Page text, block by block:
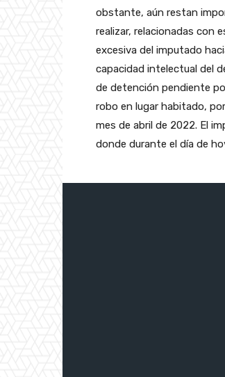
obstante, aún restan
realizar, relacionadas con
excesiva del imputado
capacidad intelectual del
de detención pendiente
robo en lugar habitado,
mes de abril de 2022. El
donde durante el día de